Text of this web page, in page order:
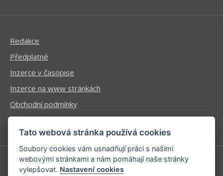
Redakce
Předplatné
Inzerce v časopise
Inzerce na www stránkách
Obchodní podmínky
Ochrana osobních údajů
Příhlášení | Registrace
Tato webová stránka používá cookies
Soubory cookies vám usnadňují práci s našimi
webovými stránkami a nám pomáhají naše stránky
vylepšovat. Nastavení cookies